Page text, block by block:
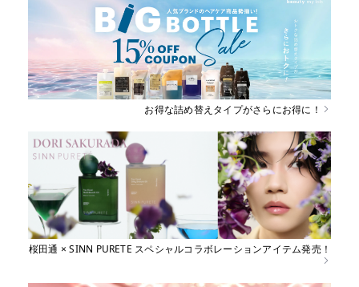
お得な詰め替えタイプがさらにお得に！
桜田通 × SINN PURETE スペシャルコラボレーションアイテム発売！